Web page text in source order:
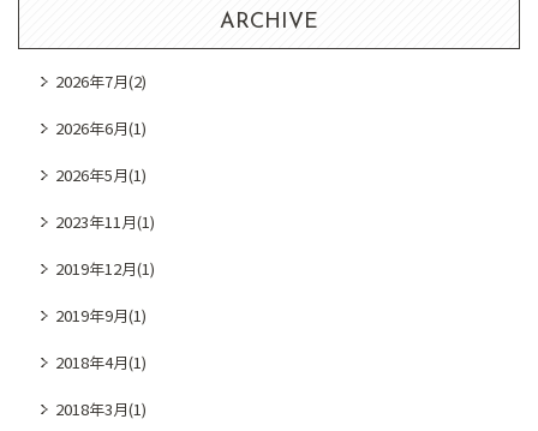
ARCHIVE
2026年7月(2)
2026年6月(1)
2026年5月(1)
2023年11月(1)
2019年12月(1)
2019年9月(1)
2018年4月(1)
2018年3月(1)